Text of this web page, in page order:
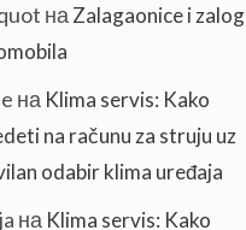
на Zalagaonice i zalog
на Klima servis: Kako
na računu za struju uz
odabir klima uređaja
на Klima servis: Kako